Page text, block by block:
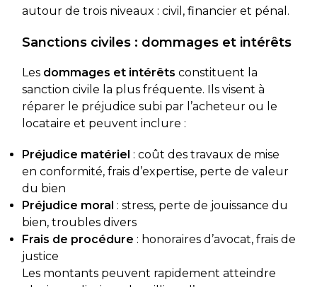
autour de trois niveaux : civil, financier et pénal.
Sanctions civiles : dommages et intérêts
Les dommages et intérêts constituent la
sanction civile la plus fréquente. Ils visent à
réparer le préjudice subi par l’acheteur ou le
locataire et peuvent inclure :
Préjudice matériel : coût des travaux de mise
en conformité, frais d’expertise, perte de valeur
du bien
Préjudice moral : stress, perte de jouissance du
bien, troubles divers
Frais de procédure : honoraires d’avocat, frais de
justice
Les montants peuvent rapidement atteindre